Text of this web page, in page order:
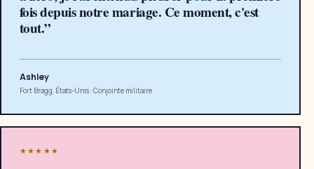
fois depuis notre mariage. Ce moment, c'est
tout.”
Ashley
Fort Bragg, États-Unis·Conjointe militaire
★★★★★